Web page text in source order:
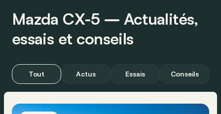
Mazda CX-5 ― Actualités,
essais et conseils
Tout Actus Essais Conseils